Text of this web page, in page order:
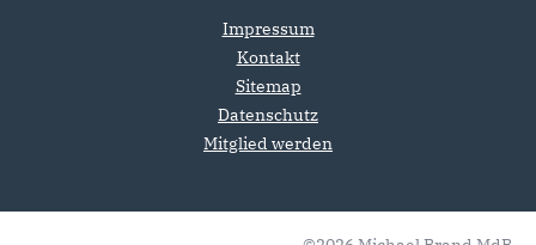
Impressum
Kontakt
Sitemap
Datenschutz
Mitglied werden